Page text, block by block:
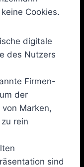
Cookies.
digitale
des Nutzers
Firmen-
der
Marken,
rein
sind